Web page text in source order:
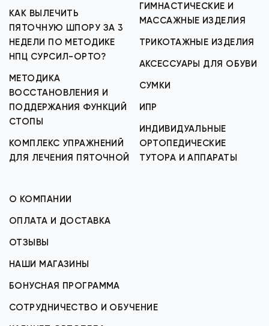
КАК ВЫЛЕЧИТЬ
ПЯТОЧНУЮ ШПОРУ ЗА 3
НЕДЕЛИ ПО МЕТОДИКЕ
НПЦ СУРСИЛ-ОРТО?
МЕТОДИКА
ВОССТАНОВЛЕНИЯ И
ПОДДЕРЖАНИЯ ФУНКЦИЙ
СТОПЫ
КОМПЛЕКС УПРАЖНЕНИЙ
ДЛЯ ЛЕЧЕНИЯ ПЯТОЧНОЙ
ГИМНАСТИЧЕСКИЕ И
МАССАЖНЫЕ ИЗДЕЛИЯ
ТРИКОТАЖНЫЕ ИЗДЕЛИЯ
АКСЕССУАРЫ ДЛЯ ОБУВИ
СУМКИ
ИПР
ИНДИВИДУАЛЬНЫЕ
ОРТОПЕДИЧЕСКИЕ
ТУТОРА И АППАРАТЫ
О КОМПАНИИ
ОПЛАТА И ДОСТАВКА
ОТЗЫВЫ
НАШИ МАГАЗИНЫ
БОНУСНАЯ ПРОГРАММА
СОТРУДНИЧЕСТВО И ОБУЧЕНИЕ